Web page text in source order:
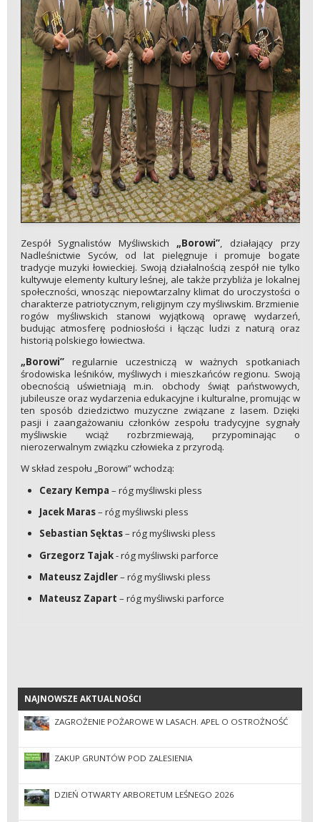
Zespół Sygnalistów Myśliwskich „Borowi” , działający przy
Nadleśnictwie Syców, od lat pielęgnuje i promuje bogate
tradycje muzyki łowieckiej. Swoją działalnością zespół nie tylko
kultywuje elementy kultury leśnej, ale także przybliża je lokalnej
społeczności, wnosząc niepowtarzalny klimat do uroczystości o
charakterze patriotycznym, religijnym czy myśliwskim. Brzmienie
rogów myśliwskich stanowi wyjątkową oprawę wydarzeń,
budując atmosferę podniosłości i łącząc ludzi z naturą oraz
historią polskiego łowiectwa.
„Borowi”regularnie uczestniczą w ważnych spotkaniach
środowiska leśników, myśliwych i mieszkańców regionu. Swoją
obecnością uświetniają m.in. obchody świąt państwowych,
jubileusze oraz wydarzenia edukacyjne i kulturalne, promując w
ten sposób dziedzictwo muzyczne związane z lasem. Dzięki
pasji i zaangażowaniu członków zespołu tradycyjne sygnały
myśliwskie wciąż rozbrzmiewają, przypominając o
nierozerwalnym związku człowieka z przyrodą.
W skład zespołu „Borowi” wchodzą:
Cezary Kempa – róg myśliwski pless
Jacek Maras– róg myśliwski pless
Sebastian Sęktas– róg myśliwski pless
Grzegorz Tajak- róg myśliwski parforce
Mateusz Zajdler– róg myśliwski pless
Mateusz Zapart – róg myśliwski parforce
NAJNOWSZE AKTUALNOŚCI
NAJNOWSZE AKTUALNOŚCI
ZAGROŻENIE POŻAROWE W LASACH. APEL O OSTROŻNOŚĆ
ZAKUP GRUNTÓW POD ZALESIENIA
DZIEŃ OTWARTY ARBORETUM LEŚNEGO 2026